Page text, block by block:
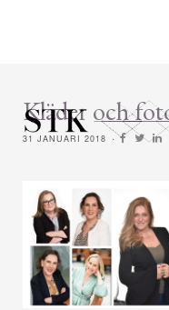
Kläder och
31 JANUARI 2018